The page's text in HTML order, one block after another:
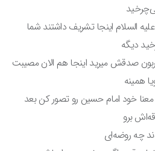
السلام اینجا تشریف داشتند شما
دیگه
صدقش میرید اینجا هم الان مصیبت
خود امام حسین رو تصور کن بعد
برو
چه روضه‌ای